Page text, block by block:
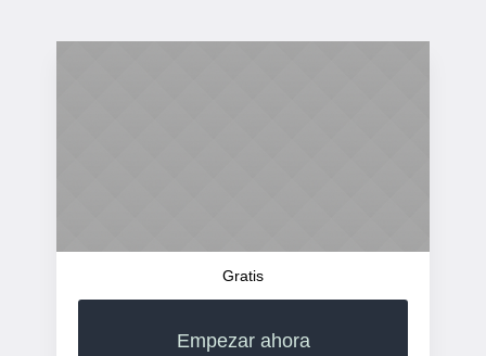
Gratis
Empezar ahora